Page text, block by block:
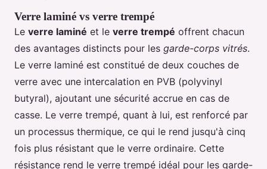
Verre laminé vs verre trempé
Le verre laminé et le verre trempé offrent chacun
des avantages distincts pour les garde-corps vitrés.
Le verre laminé est constitué de deux couches de
verre avec une intercalation en PVB (polyvinyl
butyral), ajoutant une sécurité accrue en cas de
casse. Le verre trempé, quant à lui, est renforcé par
un processus thermique, ce qui le rend jusqu'à cinq
fois plus résistant que le verre ordinaire. Cette
résistance rend le verre trempé idéal pour les garde-